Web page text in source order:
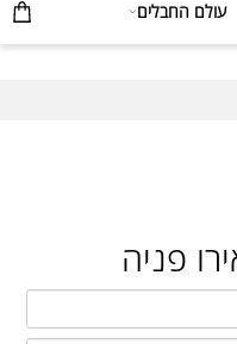
עולם החבלים
פניה